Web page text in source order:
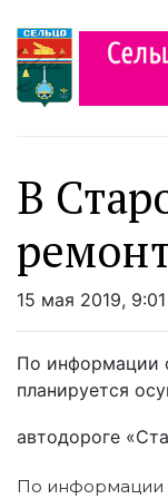
В
15 мая 2019, 9:01
По информации
планируется
автодороге
По информации